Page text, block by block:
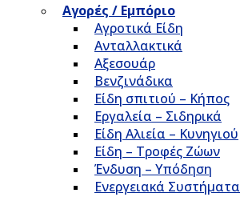
Αγορές / Εμπόριο
Αγροτικά Είδη
Ανταλλακτικά
Αξεσουάρ
Βενζινάδικα
Είδη σπιτιού – Κήπος
Εργαλεία – Σιδηρικά
Είδη Αλιεία – Κυνηγιού
Είδη – Τροφές Ζώων
Ένδυση – Υπόδηση
Ενεργειακά Συστήματα